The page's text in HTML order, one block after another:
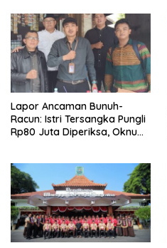
Lapor Ancaman Bunuh-
Racun: Istri Tersangka Pungli
Rp80 Juta Diperiksa, Oknum